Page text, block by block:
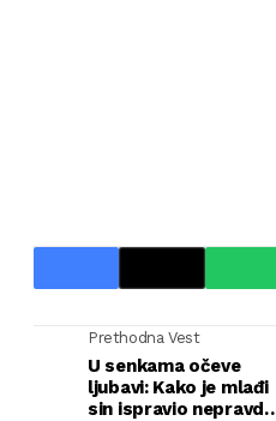
Prethodna Vest
U senkama očeve
ljubavi: Kako je mlađi
sin ispravio nepravdu